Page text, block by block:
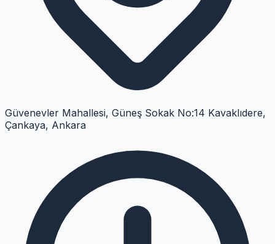
Güvenevler Mahallesi, Güneş Sokak No:14 Kavaklıdere,
Çankaya, Ankara